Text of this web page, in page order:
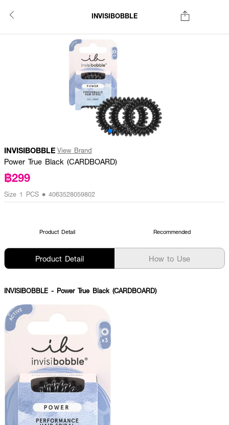
INVISIBOBBLE
INVISIBOBBLE View Brand
Power True Black (CARDBOARD)
฿299
Size 1 PCS • 4063528059802
Product Detail Recommended
Product Detail How to Use
INVISIBOBBLE - Power True Black (CARDBOARD)